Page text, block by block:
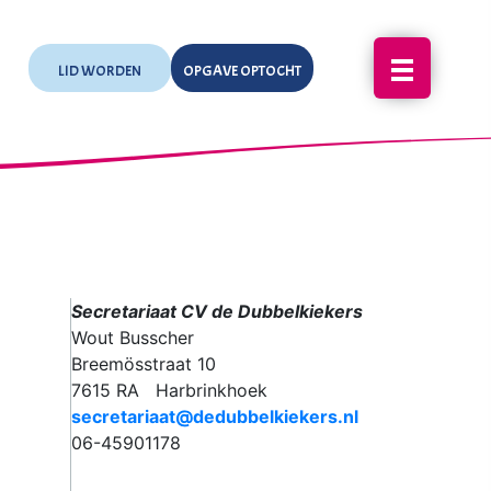
LID WORDEN OPGAVE OPTOCHT
Secretariaat CV de Dubbelkiekers
Wout Busscher
Breemösstraat 10
7615 RA Harbrinkhoek
secretariaat@dedubbelkiekers.nl
06-45901178